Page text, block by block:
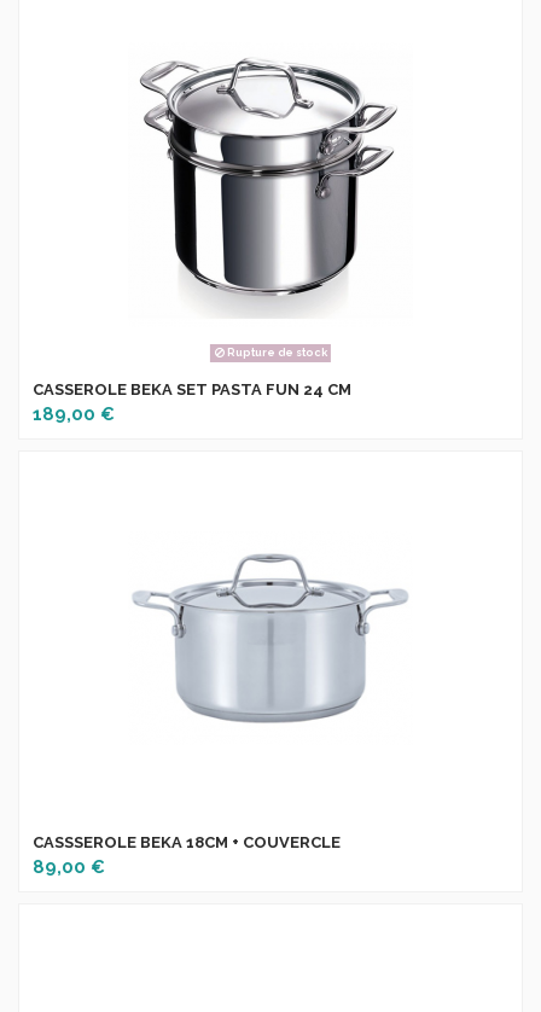
Rupture de stock
CASSEROLE BEKA SET PASTA FUN 24 CM
189,00 €
CASSSEROLE BEKA 18CM + COUVERCLE
89,00 €